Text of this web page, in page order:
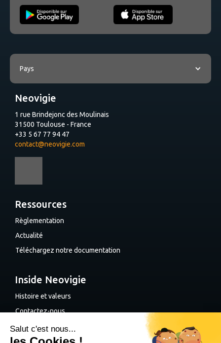
Pays
Neovigie
1 rue Brindejonc des Moulinais
31500 Toulouse - France
+33 5 67 77 94 47
contact@neovigie.com
Ressources
Règlementation
Actualité
Téléchargez notre documentation
Inside Neovigie
Histoire et valeurs
Contactez-nous